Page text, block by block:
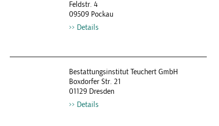
Feldstr. 4
09509 Pockau
Details
Bestattungsinstitut Teuchert GmbH
Boxdorfer Str. 21
01129 Dresden
Details